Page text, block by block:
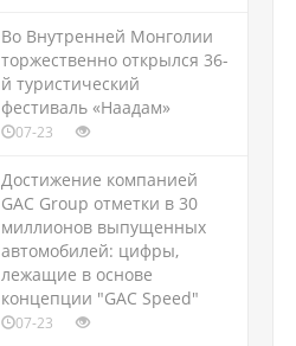
Во Внутренней Монголии
торжественно открылся 36-
й туристический
фестиваль «Наадам»
07-23
Достижение компанией
GAC Group отметки в 30
миллионов выпущенных
автомобилей: цифры,
лежащие в основе
концепции "GAC Speed"
07-23